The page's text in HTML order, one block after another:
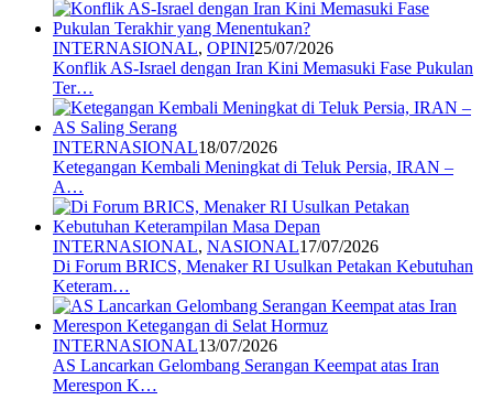
INTERNASIONAL, OPINI25/07/2026
Konflik AS-Israel dengan Iran Kini Memasuki Fase Pukulan
Ter…
INTERNASIONAL18/07/2026
Ketegangan Kembali Meningkat di Teluk Persia, IRAN –
A…
INTERNASIONAL, NASIONAL17/07/2026
Di Forum BRICS, Menaker RI Usulkan Petakan Kebutuhan
Keteram…
INTERNASIONAL13/07/2026
AS Lancarkan Gelombang Serangan Keempat atas Iran
Merespon K…